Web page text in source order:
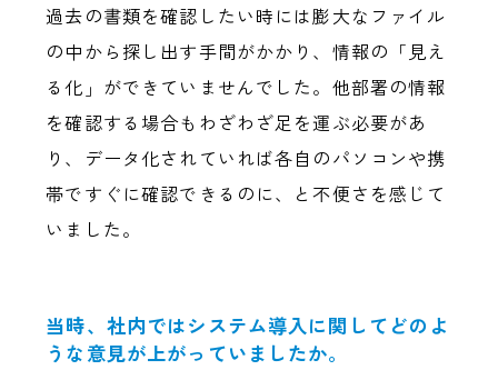
過去の書類を確認したい時には膨大なファイル
の中から探し出す手間がかかり、情報の「見え
る化」ができていませんでした。他部署の情報
を確認する場合もわざわざ足を運ぶ必要があ
り、データ化されていれば各自のパソコンや携
帯ですぐに確認できるのに、と不便さを感じて
いました。
当時、社内ではシステム導入に関してどのよ
うな意見が上がっていましたか。